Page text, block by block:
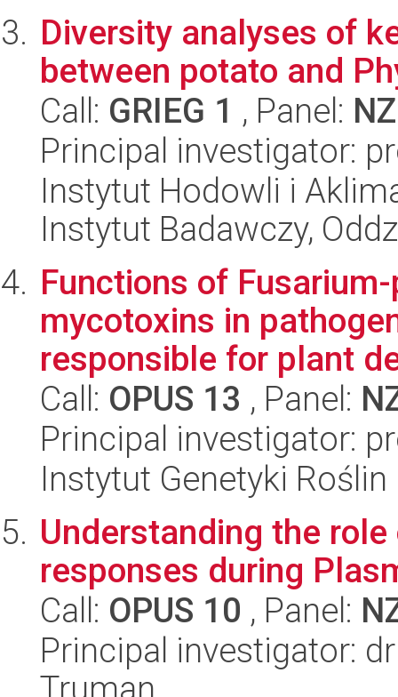
Diversity analyses of
between potato and
Call: GRIEG 1 , Panel:
Principal investigator:
Instytut Hodowli i
Instytut Badawczy,
Functions of
mycotoxins in
responsible for plant
Call: OPUS 13 , Panel:
Principal investigator:
Instytut Genetyki Roślin
Understanding the
responses during
Call: OPUS 10 , Panel:
Principal investigator:
Truman